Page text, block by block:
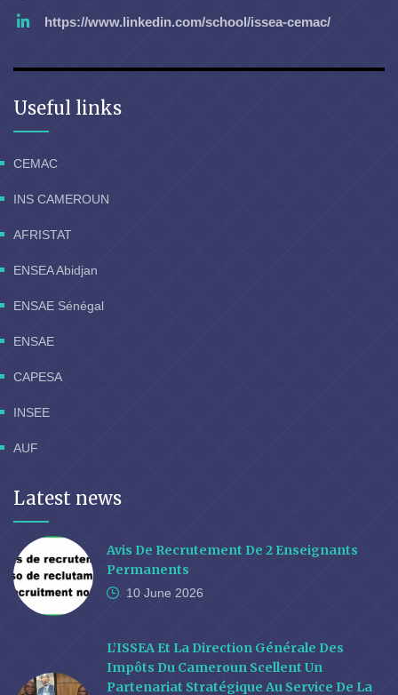
https://www.linkedin.com/school/issea-cemac/
Useful links
CEMAC
INS CAMEROUN
AFRISTAT
ENSEA Abidjan
ENSAE Sénégal
ENSAE
CAPESA
INSEE
AUF
Latest news
Avis De Recrutement De 2 Enseignants
Permanents
10 June 2026
L’ISSEA Et La Direction Générale Des
Impôts Du Cameroun Scellent Un
Partenariat Stratégique Au Service De La